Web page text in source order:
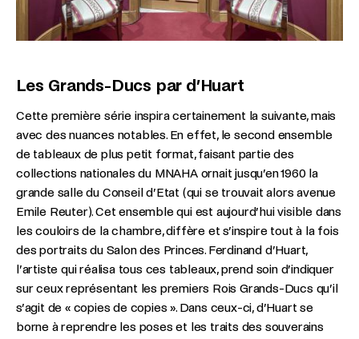
Les Grands-Ducs par d’Huart
Cette première série inspira certainement la suivante, mais
avec des nuances notables. En effet, le second ensemble
de tableaux de plus petit format, faisant partie des
collections nationales du MNAHA ornait jusqu’en 1960 la
grande salle du Conseil d’Etat (qui se trouvait alors avenue
Emile Reuter). Cet ensemble qui est aujourd’hui visible dans
les couloirs de la chambre, diffère et s’inspire tout à la fois
des portraits du Salon des Princes. Ferdinand d’Huart,
l’artiste qui réalisa tous ces tableaux, prend soin d’indiquer
sur ceux représentant les premiers Rois Grands-Ducs qu’il
s’agit de « copies de copies ». Dans ceux-ci, d’Huart se
borne à reprendre les poses et les traits des souverains